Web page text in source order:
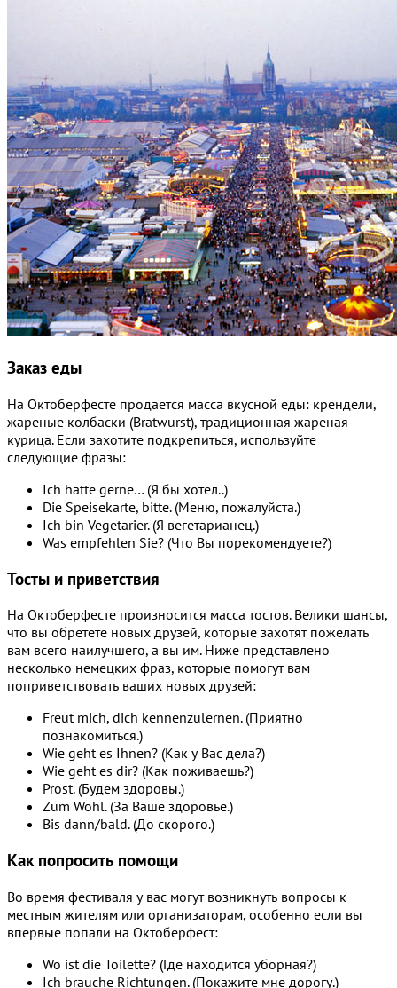
Заказ еды
На Октоберфесте продается масса вкусной еды: крендели,
жареные колбаски (Bratwurst), традиционная жареная
курица. Если захотите подкрепиться, используйте
следующие фразы:
Ich hatte gerne… (Я бы хотел..)
Die Speisekarte, bitte. (Меню, пожалуйста.)
Ich bin Vegetarier. (Я вегетарианец.)
Was empfehlen Sie? (Что Вы порекомендуете?)
Тосты и приветствия
На Октоберфесте произносится масса тостов. Велики шансы,
что вы обретете новых друзей, которые захотят пожелать
вам всего наилучшего, а вы им. Ниже представлено
несколько немецких фраз, которые помогут вам
поприветствовать ваших новых друзей:
Freut mich, dich kennenzulernen. (Приятно
познакомиться.)
Wie geht es Ihnen? (Как у Вас дела?)
Wie geht es dir? (Как поживаешь?)
Prost. (Будем здоровы.)
Zum Wohl. (За Ваше здоровье.)
Bis dann/bald. (До скорого.)
Как попросить помощи
Во время фестиваля у вас могут возникнуть вопросы к
местным жителям или организаторам, особенно если вы
впервые попали на Октоберфест:
Wo ist die Toilette? (Где находится уборная?)
Ich brauche Richtungen. (Покажите мне дорогу.)